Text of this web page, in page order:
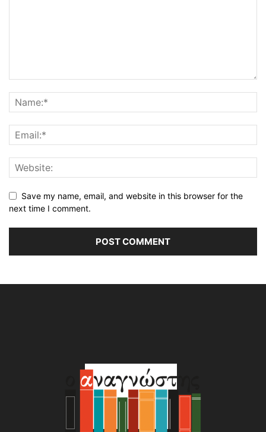
Save my name, email, and website in this browser for the
next time I comment.